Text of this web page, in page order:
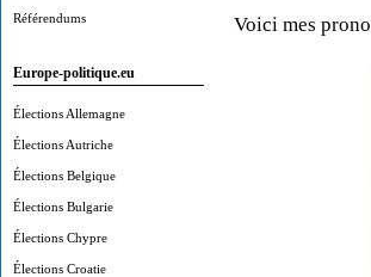
Référendums
Europe-politique.eu
Élections Allemagne
Élections Autriche
Élections Belgique
Élections Bulgarie
Élections Chypre
Élections Croatie
Voici mes